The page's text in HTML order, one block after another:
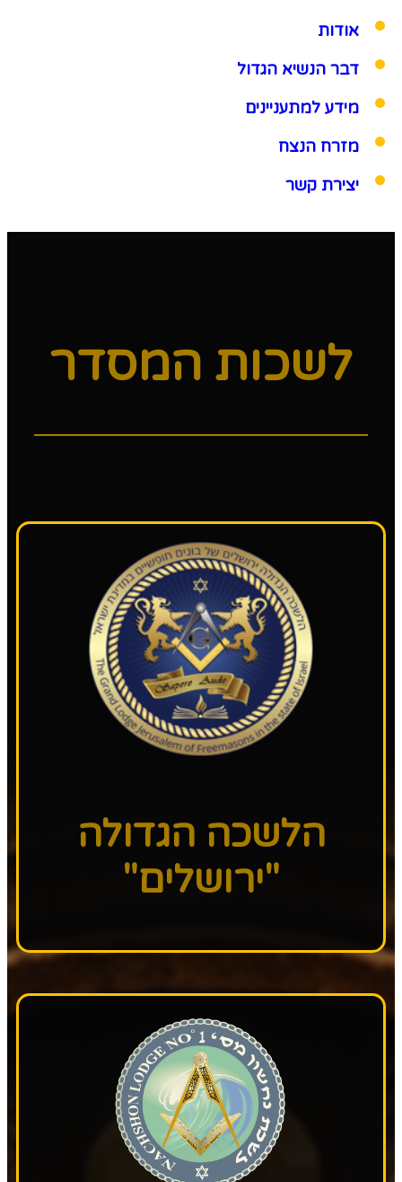
אודות
דבר הנשיא הגדול
מידע למתעניינים
מזרח הנצח
יצירת קשר
לשכות המסדר
הלשכה הגדולה
"ירושלים"